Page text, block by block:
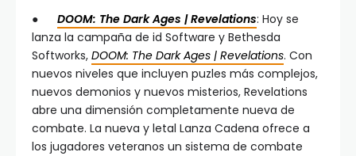
● DOOM: The Dark Ages | Revelations: Hoy se
lanza la campaña de id Software y Bethesda
Softworks, DOOM: The Dark Ages | Revelations. Con
nuevos niveles que incluyen puzles más complejos,
nuevos demonios y nuevos misterios, Revelations
abre una dimensión completamente nueva de
combate. La nueva y letal Lanza Cadena ofrece a
los jugadores veteranos un sistema de combate